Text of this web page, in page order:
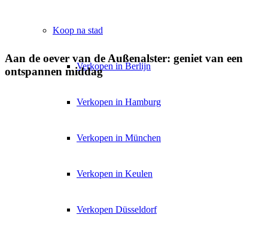
Koop na stad
Verkopen in Berlijn
Verkopen in Hamburg
Verkopen in München
Verkopen in Keulen
Verkopen Düsseldorf
Aan de oever van de Außenalster: geniet van een
ontspannen middag